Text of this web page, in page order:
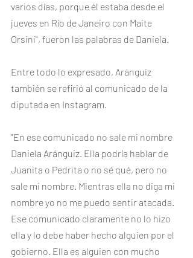
varios días, porque él estaba desde el
jueves en Río de Janeiro con Maite
Orsini", fueron las palabras de Daniela.
Entre todo lo expresado, Aránguiz
también se refirió al comunicado de la
diputada en Instagram.
"En ese comunicado no sale mi nombre
Daniela Aránguiz. Ella podría hablar de
Juanita o Pedrita o no sé qué, pero no
sale mi nombre. Mientras ella no diga mi
nombre yo no me puedo sentir atacada.
Ese comunicado claramente no lo hizo
ella y lo debe haber hecho alguien por el
gobierno. Ella es alguien con mucho